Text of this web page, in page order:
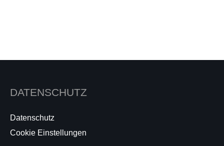
DATENSCHUTZ
Datenschutz
Cookie Einstellungen